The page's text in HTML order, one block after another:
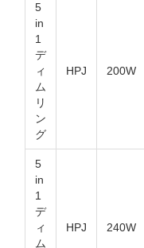
5
in
1
デ
ィ
ム
リ
ン
グ
HPJ 200W
5
in
1
デ
ィ
ム
HPJ 240W